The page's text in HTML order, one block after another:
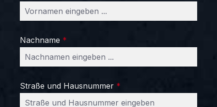
Nachname *
Straße und Hausnummer *